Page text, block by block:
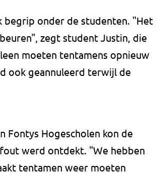
begrip onder de studenten. "Het
zegt student Justin, die
moeten tentamens opnieuw
ook geannuleerd terwijl de
Fontys Hogescholen kon de
werd ontdekt. "We hebben
tentamen weer moeten